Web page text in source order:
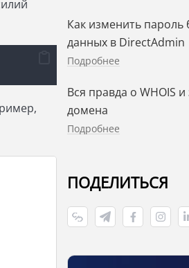
Как изменить пароль
данных в DirectAdmin
Подробнее
Вся правда о WHOIS
домена
Подробнее
ПОДЕЛИТЬСЯ